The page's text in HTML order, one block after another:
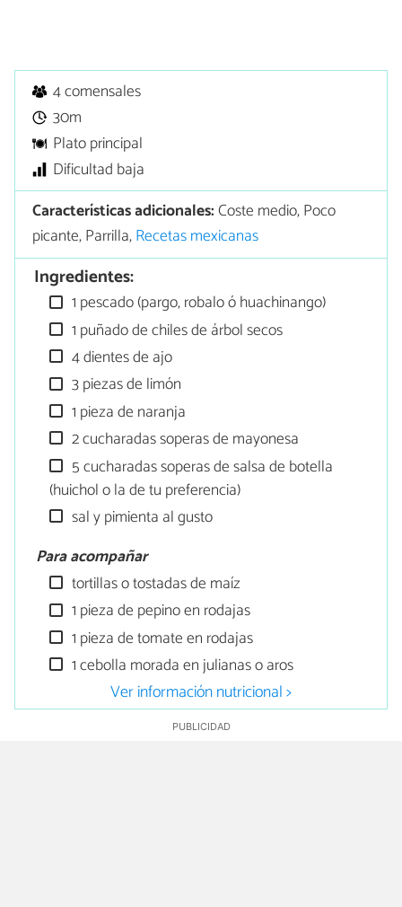
4 comensales
30m
Plato principal
Dificultad baja
Características adicionales:Coste medio, Poco
picante, Parrilla,Recetas mexicanas
Ingredientes:
1 pescado (pargo, robalo ó huachinango)
1 puñado de chiles de árbol secos
4 dientes de ajo
3 piezas de limón
1 pieza de naranja
2 cucharadas soperas de mayonesa
5 cucharadas soperas de salsa de botella
(huichol o la de tu preferencia)
sal y pimienta al gusto
Para acompañar
tortillas o tostadas de maíz
1 pieza de pepino en rodajas
1 pieza de tomate en rodajas
1 cebolla morada en julianas o aros
Ver información nutricional >